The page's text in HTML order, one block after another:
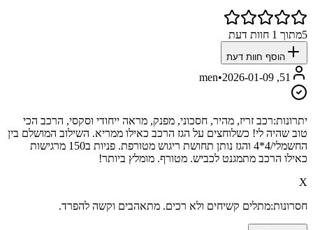
5מתוך 1 חוות דעת
הוסף חוות דעת
51, men
•2026-01-09
יתרונות:רכב זריז, מהיר, חסכוני, מפנק, מראה ייחודי וסקסי, הרכב הכי
טוב שהיה לי! כשלוחצים על הגז הרכב כאילו ממריא. השילוב המושלם בין
החשמלי/4*4 והגז נותן תחושת ריגוש מטורפת. פניות ב150 מרגישות
כאילו הרכב מתמגנט לכביש. מטורף. מומלץ ביותר!
X
חסרונות:מתלים קשיחים ולא רכים. מתאהבים וקשה להפרד.